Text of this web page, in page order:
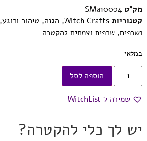
מק"ט SMa10004
קטגוריות Witch Crafts
, הגנה, טיהור ורוגע,
ושרפים, שרפים וצמחים להקטרה
במלאי
הוספה לסל
שמירה ל WitchList
יש לך כלי להקטרה?